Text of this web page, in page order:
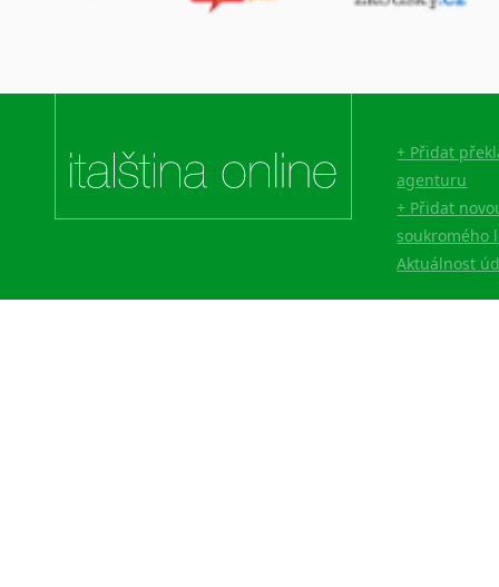
+ Přidat
agenturu
+ Přidat
soukromého
Aktuálnost